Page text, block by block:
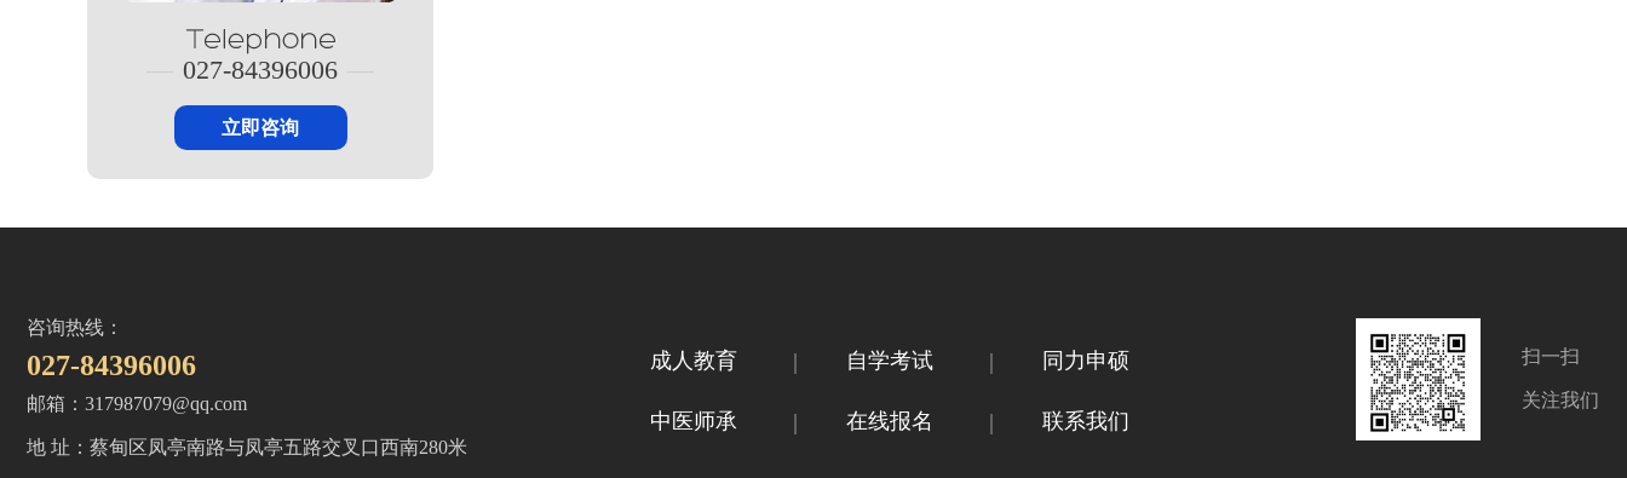
027-84396006
立即咨询
咨询热线：
027-84396006
邮箱：317987079@qq.com
地 址：蔡甸区凤亭南路与凤亭五路交叉口西南280米
成人教育 自学考试 同力申硕
中医师承 在线报名 联系我们
扫一扫
关注我们